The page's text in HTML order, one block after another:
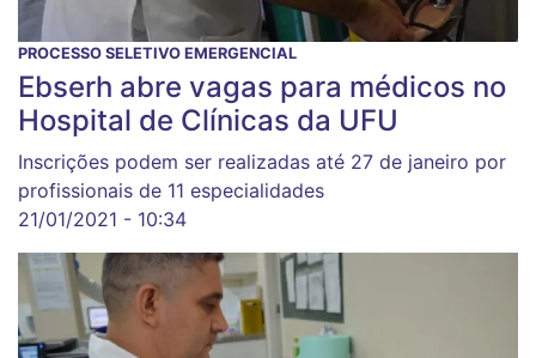
PROCESSO SELETIVO EMERGENCIAL
Ebserh abre vagas para médicos no
Hospital de Clínicas da UFU
Inscrições podem ser realizadas até 27 de janeiro por
profissionais de 11 especialidades
21/01/2021 - 10:34